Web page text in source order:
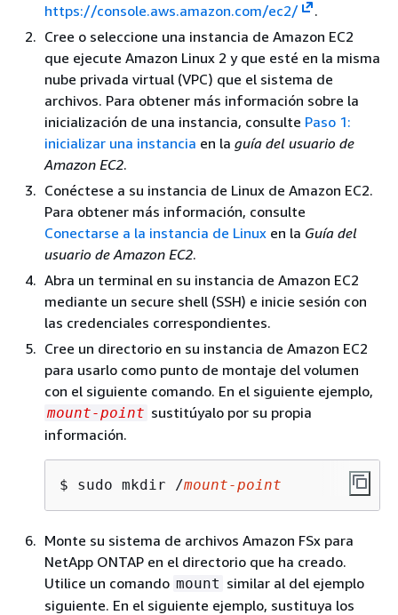
https://console.aws.amazon.com/ec2/
.
Cree o seleccione una instancia de Amazon EC2
que ejecute Amazon Linux 2 y que esté en la misma
nube privada virtual (VPC) que el sistema de
archivos. Para obtener más información sobre la
inicialización de una instancia, consulte Paso 1:
inicializar una instancia en la guía del usuario de
Amazon EC2.
Conéctese a su instancia de Linux de Amazon EC2.
Para obtener más información, consulte
Conectarse a la instancia de Linux en la Guía del
usuario de Amazon EC2.
Abra un terminal en su instancia de Amazon EC2
mediante un secure shell (SSH) e inicie sesión con
las credenciales correspondientes.
Cree un directorio en su instancia de Amazon EC2
para usarlo como punto de montaje del volumen
con el siguiente comando. En el siguiente ejemplo,
mount-point sustitúyalo por su propia
información.
$ sudo mkdir /mount-point
Monte su sistema de archivos Amazon FSx para
NetApp ONTAP en el directorio que ha creado.
Utilice un comando mount similar al del ejemplo
siguiente. En el siguiente ejemplo, sustituya los